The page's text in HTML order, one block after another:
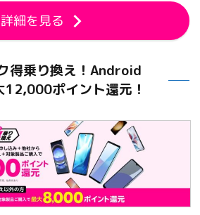
詳細を見る
得乗り換え！Android
12,000ポイント還元！